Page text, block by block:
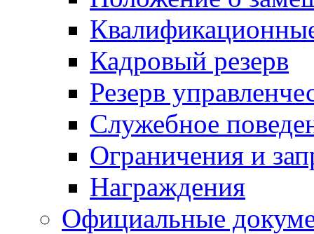
Кадровый резерв
Резерв
Служебное
Ограничения и
Награждения
Официальные